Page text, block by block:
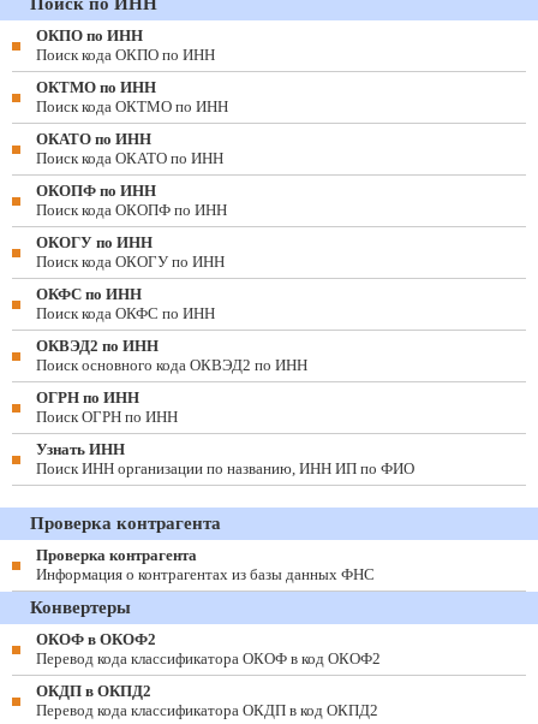
ОКПО по ИНН
Поиск кода ОКПО по ИНН
ОКТМО по ИНН
Поиск кода ОКТМО по ИНН
ОКАТО по ИНН
Поиск кода ОКАТО по ИНН
ОКОПФ по ИНН
Поиск кода ОКОПФ по ИНН
ОКОГУ по ИНН
Поиск кода ОКОГУ по ИНН
ОКФС по ИНН
Поиск кода ОКФС по ИНН
ОКВЭД2 по ИНН
Поиск основного кода ОКВЭД2 по ИНН
ОГРН по ИНН
Поиск ОГРН по ИНН
Узнать ИНН
Поиск ИНН организации по названию, ИНН ИП по ФИО
Проверка контрагента
Проверка контрагента
Информация о контрагентах из базы данных ФНС
Конвертеры
ОКОФ в ОКОФ2
Перевод кода классификатора ОКОФ в код ОКОФ2
ОКДП в ОКПД2
Перевод кода классификатора ОКДП в код ОКПД2